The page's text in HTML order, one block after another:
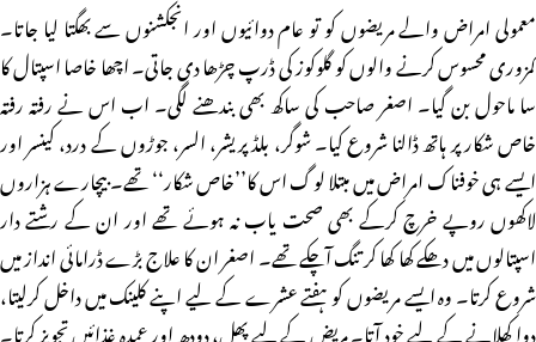
معمولی امراض والے مریضوں کو تو عام دوائیوں اور انجکشنوں سے بھگتا لیا جاتا۔
کمزوری محسوس کرنے والوں کو گلوکوز کی ڈرپ چڑھا دی جاتی۔ اچھا خاصا اسپتال کا
سا ماحول بن گیا۔ اصغر صاحب کی ساکھ بھی بندھنے لگی۔ اب اس نے رفتہ رفتہ
خاص شکار پر ہاتھ ڈالنا شروع کیا۔ شوگر، بلڈ پریشر، السر، جوڑوں کے درد، کینسر اور
ایسے ہی خوفناک امراض میں مبتلا لوگ اس کا’’خاص شکار‘‘ تھے۔ بیچارے ہزاروں
لاکھوں روپے خرچ کرکے بھی صحت یاب نہ ہوئے تھے اور ان کے رشتے دار
اسپتالوں میں دھکے کھا کھا کر تنگ آچکے تھے۔ اصغر ان کا علاج بڑے ڈرامائی انداز میں
شروع کرتا۔ وہ ایسے مریضوں کو ہفتے عشرے کے لیے اپنے کلینک میں داخل کرلیتا،
دوا کھلانے کے لیے خود آتا۔ مریض کے لیے پھل، دودھ اور عمدہ غذائیں تجویز کرتا۔